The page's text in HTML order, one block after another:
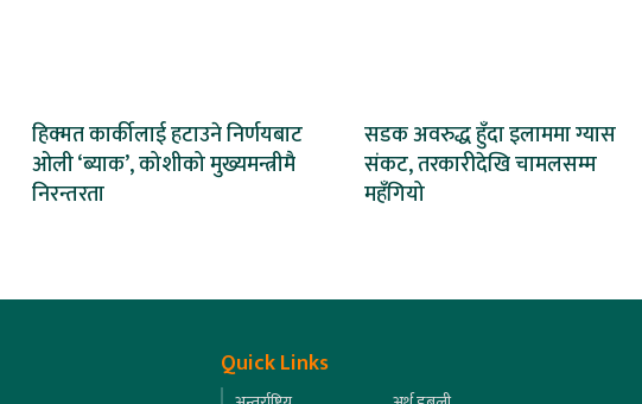
हिक्मत कार्कीलाई हटाउने निर्णयबाट
ओली ‘ब्याक’, कोशीको मुख्यमन्त्रीमै
निरन्तरता
सडक अवरुद्ध हुँदा इलाममा ग्यास
संकट, तरकारीदेखि चामलसम्म
महँगियो
Quick Links